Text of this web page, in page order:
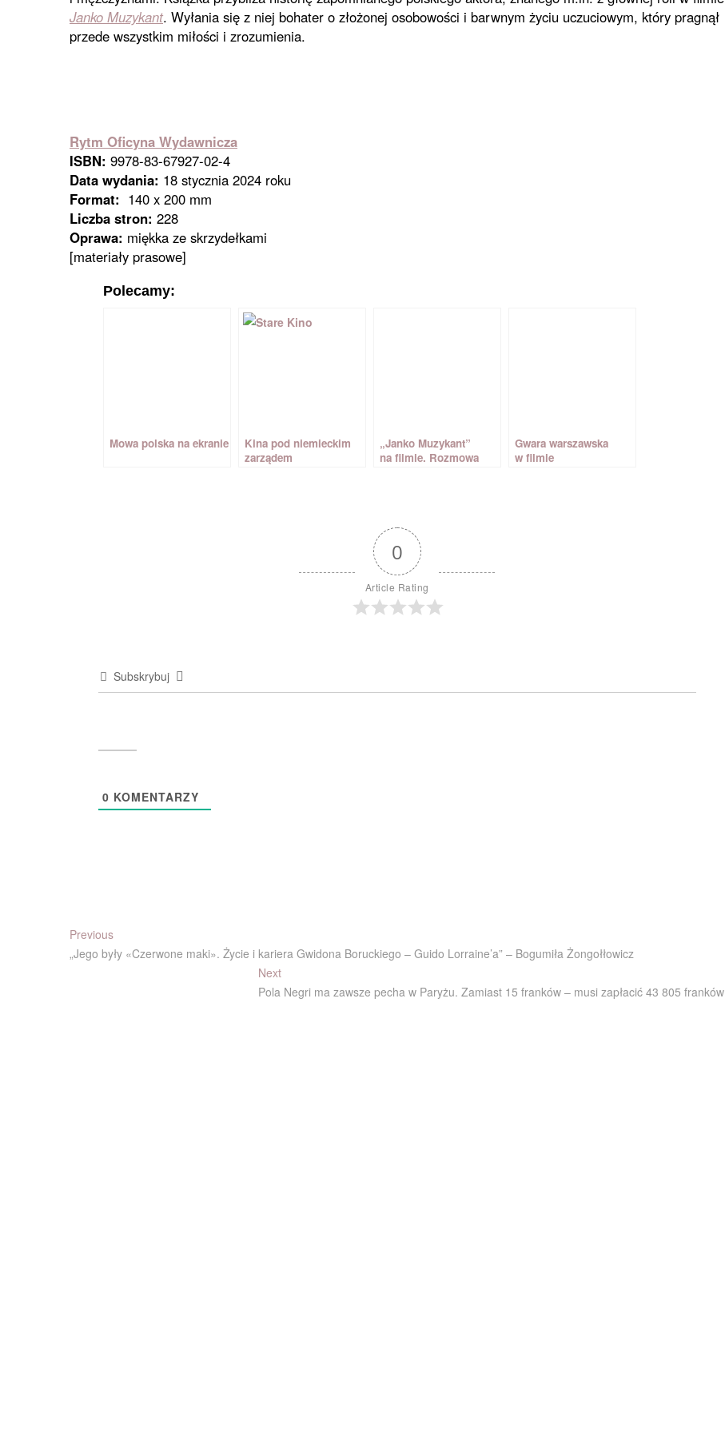
Janko Muzykant. Wyłania się z niej bohater o złożonej osobowości i barwnym życiu uczuciowym, który pragnął
przede wszystkim miłości i zrozumienia.
Rytm Oficyna Wydawnicza
ISBN: 9978-83-67927-02-4
Data wydania: 18 stycznia 2024 roku
Format: 140 x 200 mm
Liczba stron: 228
Oprawa: miękka ze skrzydełkami
[materiały prasowe]
Polecamy:
Mowa polska na ekranie
Kina pod niemieckim
zarządem
„Janko Muzykant”
na filmie. Rozmowa
Gwara warszawska
w filmie
0
Article Rating
Subskrybuj
0 KOMENTARZY
Nawigacja
wpisu
PreviousPrevious
post:
„Jego były «Czerwone maki». Życie i kariera Gwidona Boruckiego – Guido Lorraine’a” – Bogumiła Żongołłowicz
NextNext
post:
Pola Negri ma zawsze pecha w Paryżu. Zamiast 15 franków – musi zapłacić 43 805 franków